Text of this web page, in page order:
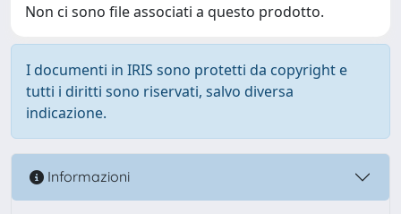
Non ci sono file associati a questo prodotto.
I documenti in IRIS sono protetti da copyright e
tutti i diritti sono riservati, salvo diversa
indicazione.
Informazioni